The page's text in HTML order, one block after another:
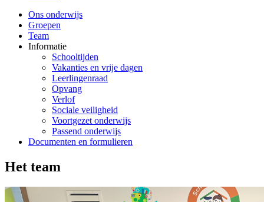
Ons onderwijs
Groepen
Team
Informatie
Schooltijden
Vakanties en vrije dagen
Leerlingenraad
Opvang
Verlof
Sociale veiligheid
Voortgezet onderwijs
Passend onderwijs
Documenten en formulieren
Het team